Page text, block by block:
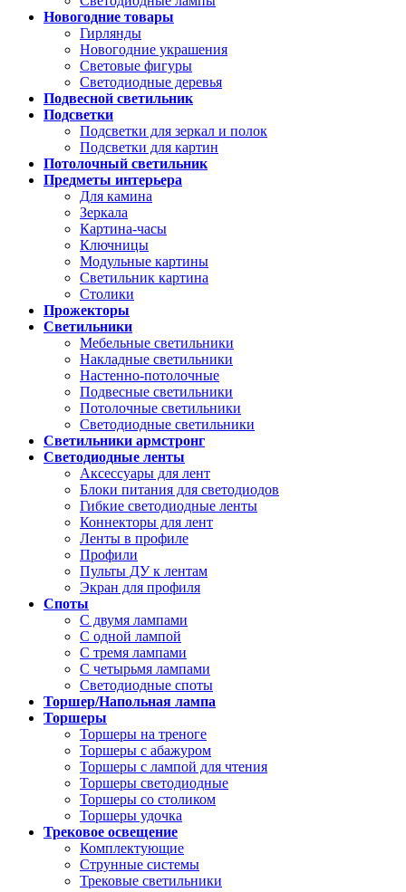
Новогодние товары
Гирлянды
Новогодние украшения
Световые фигуры
Светодиодные деревья
Подвесной светильник
Подсветки
Подсветки для зеркал и полок
Подсветки для картин
Потолочный светильник
Предметы интерьера
Для камина
Зеркала
Картина-часы
Ключницы
Модульные картины
Светильник картина
Столики
Прожекторы
Светильники
Мебельные светильники
Накладные светильники
Настенно-потолочные
Подвесные светильники
Потолочные светильники
Светодиодные светильники
Светильники армстронг
Светодиодные ленты
Аксессуары для лент
Блоки питания для светодиодов
Гибкие светодиодные ленты
Коннекторы для лент
Ленты в профиле
Профили
Пульты ДУ к лентам
Экран для профиля
Споты
С двумя лампами
С одной лампой
С тремя лампами
С четырьмя лампами
Светодиодные споты
Торшер/Напольная лампа
Торшеры
Торшеры на треноге
Торшеры с абажуром
Торшеры с лампой для чтения
Торшеры светодиодные
Торшеры со столиком
Торшеры удочка
Трековое освещение
Комплектующие
Струнные системы
Трековые светильники